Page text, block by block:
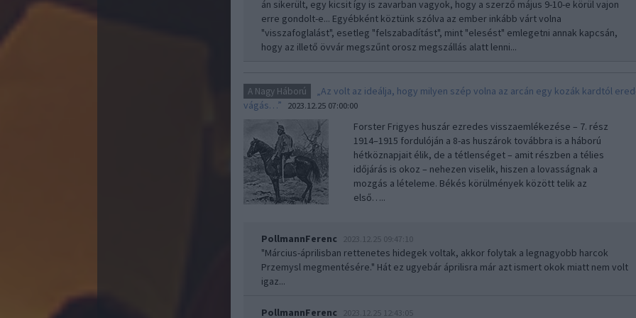
án sikerült, egy kicsit így is zavarban vagyok, hogy a szerző május 9-10-e körül vajon
erre gondolt-e... Egyébként köztünk szólva az ember inkább várt volna
"visszafoglalást", esetleg "felszabadítást", mint "elesést" emlegetni annak kapcsán,
hogy az illető övvár megszűnt orosz megszállás alatt lenni...
A Nagy Háború
„Az volt az ideálja, hogy milyen szép volna az arcán egy kozák kardtól
vágás…”
2023.12.25 07:00:00
Forster Frigyes huszár ezredes visszaemlékezése – 7. rész
1914–1915 fordulóján a 8-as huszárok továbbra is a háború
hétköznapjait élik, de a tétlenséget – amit részben a télies
időjárás is okoz – nehezen viselik, hiszen a lovasságnak a
mozgás a lételeme. Békés körülmények között telik az
első…..
PollmannFerenc 2023.12.25 09:47:10
"Március-áprilisban rettenetes hidegek voltak, akkor folytak a legnagyobb harcok
Przemysl megmentésére." Hát ez ugyebár áprilisra már azt ismert okok miatt nem volt
igaz...
PollmannFerenc 2023.12.25 12:43:05